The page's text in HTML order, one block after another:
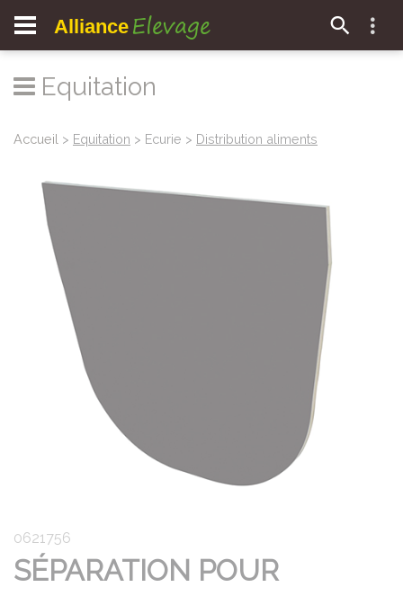
Alliance Elevage
Equitation
Accueil > Equitation > Ecurie > Distribution aliments
0621756
SÉPARATION POUR